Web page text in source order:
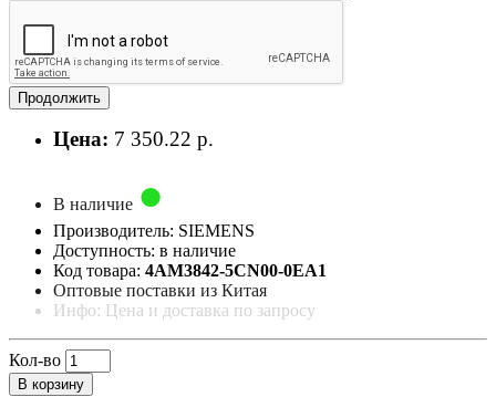
Продолжить
Цена: 7 350.22 р.
В наличие
Производитель: SIEMENS
Доступность: в наличие
Код товара: 4AM3842-5CN00-0EA1
Оптовые поставки из Китая
Инфо: Цена и доставка по запросу
Кол-во
В корзину